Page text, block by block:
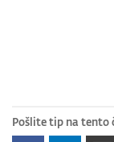
Pošlite tip na tento